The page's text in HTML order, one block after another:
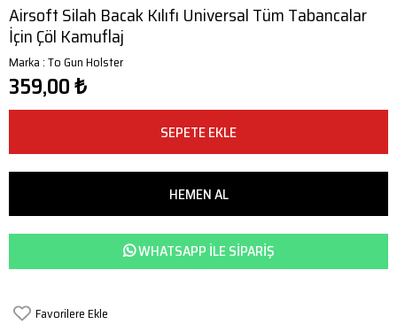
Airsoft Silah Bacak Kılıfı Universal Tüm Tabancalar
İçin Çöl Kamuflaj
Marka:To Gun Holster
359,00 ₺
WHATSAPP ILE SIPARIŞ
Favorilere Ekle